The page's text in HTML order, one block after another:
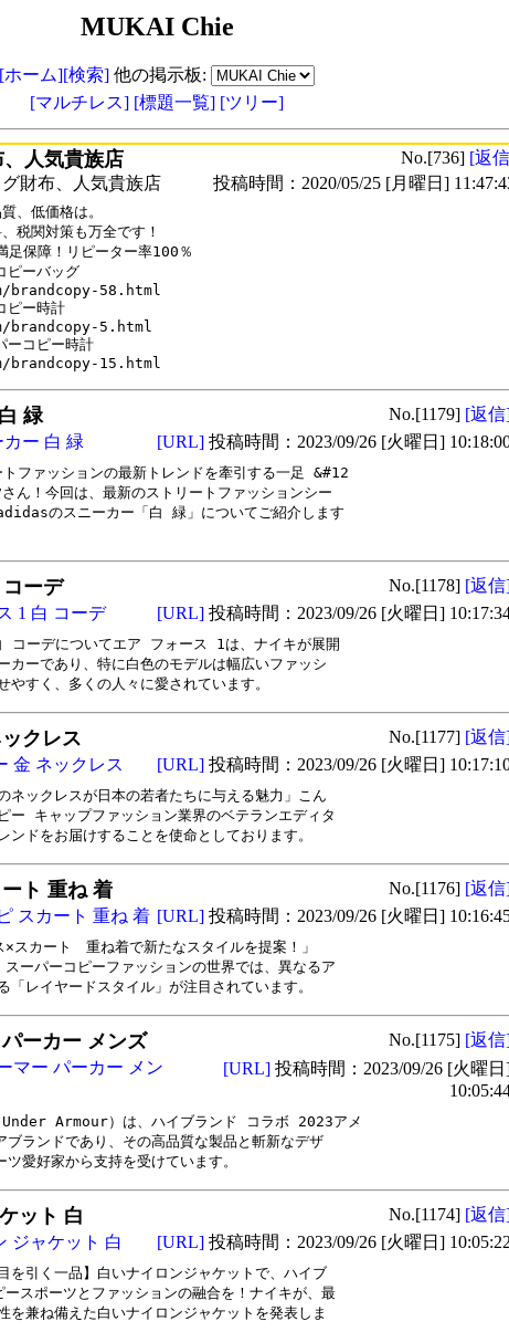
MUKAI Chie
[ホーム][検索] 他の掲示板:
[マルチレス] [標題一覧] [ツリー]
人気貴族店 No.[736] [返
財布、人気貴族店
投稿時間：2020/05/25 [月曜日]
、低価格は。
税関対策も万全です！
足保障！リピーター率100％
ピーバッグ
brandcopy-58.html
ピー時計
brandcopy-5.html
ーコピー時計
brandcopy-15.html
緑 No.[1179] [返
カー 白 緑 [URL] 投稿時間：2023/09/26 [火曜日]
ファッションの最新トレンドを牽引する一足 &#12
ん！今回は、最新のストリートファッションシー
のスニーカー「白 緑」についてご紹介します
ーデ No.[1178] [返
1 白 コーデ [URL] 投稿時間：2023/09/26 [火曜日]
ーデについてエア フォース 1は、ナイキが展開
カーであり、特に白色のモデルは幅広いファッシ
やすく、多くの人々に愛されています。
クレス No.[1177] [返
金 ネックレス [URL] 投稿時間：2023/09/26 [火曜日]
ネックレスが日本の若者たちに与える魅力」こん
ー キャップファッション業界のベテランエディタ
ンドをお届けすることを使命としております。
ト 重ね 着 No.[1176] [返
スカート 重ね 着 [URL] 投稿時間：2023/09/26 [火曜日]
×スカート　重ね着で新たなスタイルを提案！」
ーパーコピーファッションの世界では、異なるア
「レイヤードスタイル」が注目されています。
ーカー メンズ No.[1175] [返
マー パーカー メン
[URL] 投稿時間：2023/09/26 [火曜
Under Armour）は、ハイブランド コラボ 2023アメ
ブランドであり、その高品質な製品と斬新なデザ
愛好家から支持を受けています。
ット 白 No.[1174] [返
ジャケット 白 [URL] 投稿時間：2023/09/26 [火曜日] 10:05:22
を引く一品】白いナイロンジャケットで、ハイブ
スポーツとファッションの融合を！ナイキが、最
を兼ね備えた白いナイロンジャケットを発表しま